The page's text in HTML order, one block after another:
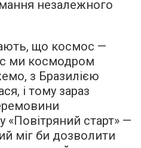
незалежного
що космос —
ми космодром
з Бразилією
і тому зараз
«Повітряний старт» —
міг би дозволити